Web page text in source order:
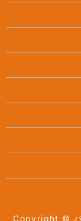
Copyright © バ